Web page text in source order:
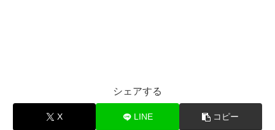
シェアする
X LINE コピー